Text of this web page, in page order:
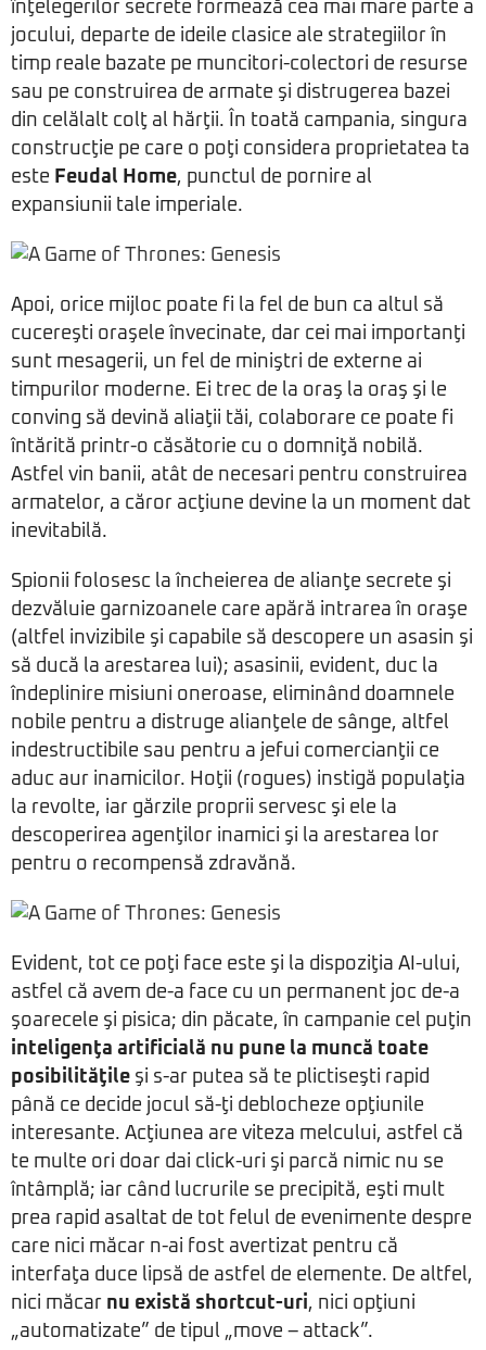
înţelegerilor secrete formează cea mai mare parte a
jocului, departe de ideile clasice ale strategiilor în
timp reale bazate pe muncitori-colectori de resurse
sau pe construirea de armate şi distrugerea bazei
din celălalt colţ al hărţii. În toată campania, singura
construcţie pe care o poţi considera proprietatea ta
este Feudal Home, punctul de pornire al
expansiunii tale imperiale.
Apoi, orice mijloc poate fi la fel de bun ca altul să
cucereşti oraşele învecinate, dar cei mai importanţi
sunt mesagerii, un fel de miniştri de externe ai
timpurilor moderne. Ei trec de la oraş la oraş şi le
conving să devină aliaţii tăi, colaborare ce poate fi
întărită printr-o căsătorie cu o domniţă nobilă.
Astfel vin banii, atât de necesari pentru construirea
armatelor, a căror acţiune devine la un moment dat
inevitabilă.
Spionii folosesc la încheierea de alianţe secrete şi
dezvăluie garnizoanele care apără intrarea în oraşe
(altfel invizibile şi capabile să descopere un asasin şi
să ducă la arestarea lui); asasinii, evident, duc la
îndeplinire misiuni oneroase, eliminând doamnele
nobile pentru a distruge alianţele de sânge, altfel
indestructibile sau pentru a jefui comercianţii ce
aduc aur inamicilor. Hoţii (rogues) instigă populaţia
la revolte, iar gărzile proprii servesc şi ele la
descoperirea agenţilor inamici şi la arestarea lor
pentru o recompensă zdravănă.
Evident, tot ce poţi face este şi la dispoziţia AI-ului,
astfel că avem de-a face cu un permanent joc de-a
şoarecele şi pisica; din păcate, în campanie cel puţin
inteligenţa artificială nu pune la muncă toate
posibilităţile şi s-ar putea să te plictiseşti rapid
până ce decide jocul să-ţi deblocheze opţiunile
interesante. Acţiunea are viteza melcului, astfel că
te multe ori doar dai click-uri şi parcă nimic nu se
întâmplă; iar când lucrurile se precipită, eşti mult
prea rapid asaltat de tot felul de evenimente despre
care nici măcar n-ai fost avertizat pentru că
interfaţa duce lipsă de astfel de elemente. De altfel,
nici măcar nu există shortcut-uri, nici opţiuni
„automatizate” de tipul „move – attack”.